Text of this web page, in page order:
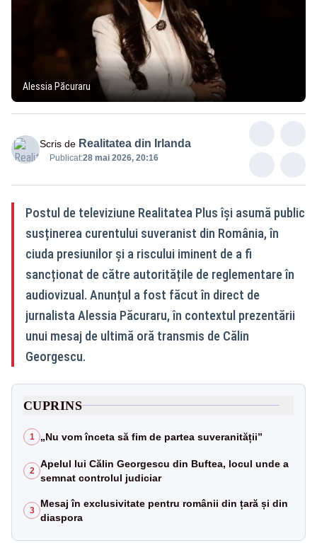
Alessia Păcuraru
Scris de Realitatea din Irlanda
Publicat:28 mai 2026, 20:16
Postul de televiziune Realitatea Plus își asumă public
susținerea curentului suveranist din România, în
ciuda presiunilor și a riscului iminent de a fi
sancționat de către autoritățile de reglementare în
audiovizual. Anunțul a fost făcut în direct de
jurnalista Alessia Păcuraru, în contextul prezentării
unui mesaj de ultimă oră transmis de Călin
Georgescu.
CUPRINS
1 „Nu vom înceta să fim de partea suveranității”
2
Apelul lui Călin Georgescu din Buftea, locul unde a
semnat controlul judiciar
3
Mesaj în exclusivitate pentru românii din țară și din
diaspora